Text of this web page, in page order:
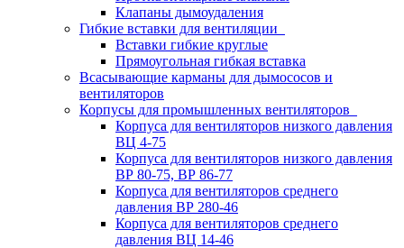
Клапаны дымоудаления
Гибкие вставки для вентиляции
Вставки гибкие круглые
Прямоугольная гибкая вставка
Всасывающие карманы для дымососов и
вентиляторов
Корпусы для промышленных вентиляторов
Корпуса для вентиляторов низкого давления
ВЦ 4-75
Корпуса для вентиляторов низкого давления
ВР 80-75, ВР 86-77
Корпуса для вентиляторов среднего
давления ВР 280-46
Корпуса для вентиляторов среднего
давления ВЦ 14-46